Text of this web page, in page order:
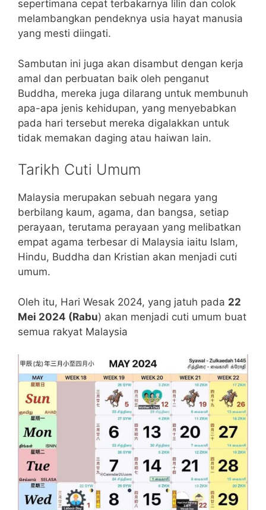
sepertimana cepat terbakarnya lilin dan colok
melambangkan pendeknya usia hayat manusia
yang mesti diingati.
Sambutan ini juga akan disambut dengan kerja
amal dan perbuatan baik oleh penganut
Buddha, mereka juga dilarang untuk membunuh
apa-apa jenis kehidupan, yang menyebabkan
pada hari tersebut mereka digalakkan untuk
tidak memakan daging atau haiwan lain.
Tarikh Cuti Umum
Malaysia merupakan sebuah negara yang
berbilang kaum, agama, dan bangsa, setiap
perayaan, terutama perayaan yang melibatkan
empat agama terbesar di Malaysia iaitu Islam,
Hindu, Buddha dan Kristian akan menjadi cuti
umum.
Oleh itu, Hari Wesak 2024, yang jatuh pada 22
Mei 2024 (Rabu) akan menjadi cuti umum buat
semua rakyat Malaysia